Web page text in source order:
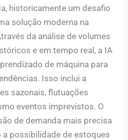
historicamente um desafio
solução moderna na
da análise de volumes
e em tempo real, a IA
de máquina para
Isso inclui a
sazonais, flutuações
eventos imprevistos. O
de demanda mais precisa
a possibilidade de estoques